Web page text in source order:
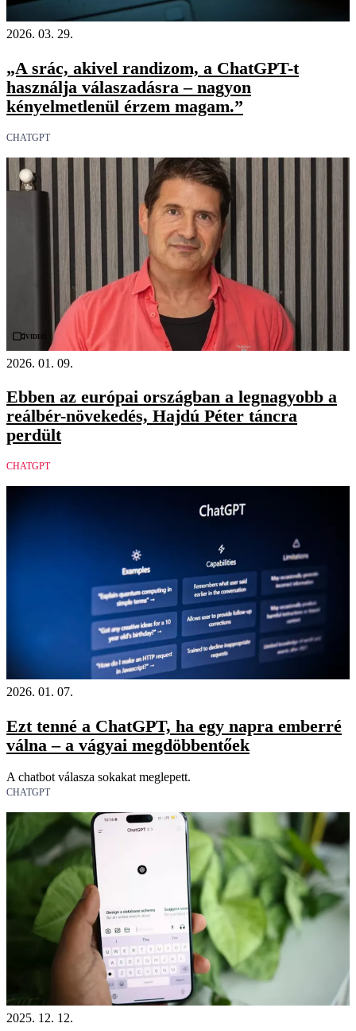
2026. 03. 29.
„A srác, akivel randizom, a ChatGPT-t
használja válaszadásra – nagyon
kényelmetlenül érzem magam.”
CHATGPT
Videó
2026. 01. 09.
Ebben az európai országban a legnagyobb a
reálbér-növekedés, Hajdú Péter táncra
perdült
CHATGPT
2026. 01. 07.
Ezt tenné a ChatGPT, ha egy napra emberré
válna – a vágyai megdöbbentőek
A chatbot válasza sokakat meglepett.
CHATGPT
2025. 12. 12.